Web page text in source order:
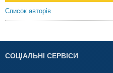
Список авторів
СОЦІАЛЬНІ СЕРВІСИ